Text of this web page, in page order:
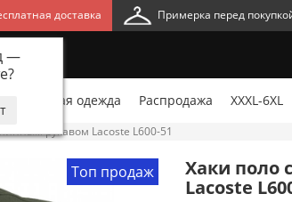
—
?
доставка Примерка перед
Мужская одежда Распродажа XXXL-6XL
рукавом Lacoste L600-51
Топ продаж
Хаки поло
Lacoste